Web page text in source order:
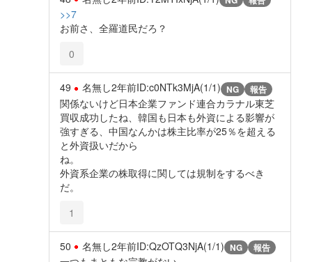
>>7
お前さ、全羅道民だろ？
0
49 名無し2年前ID:c0NTk3MjA(1/1) NG 報告
関係ないけど日本企業ファンド連合カラナル東芝
買収成功したね、韓国も日本も外資による影響が
強すぎる、中国なんかは株主比率が25％を超える
と外資扱いだから
ね
外資系企業の株取得に関しては規制をするべき
だ。
1
50 名無し2年前ID:QzOTQ3NjA(1/1) NG 報告